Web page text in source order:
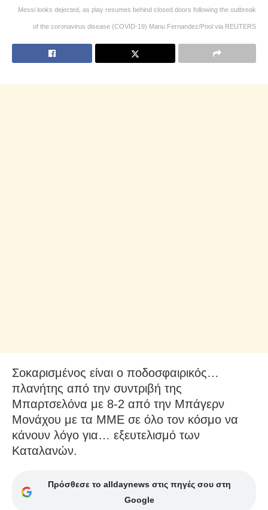
Messi looks dejected, as play resumes behind closed doors following the outbreak
of the coronavirus disease (COVID-19) Manu Fernandez/Pool via REUTERS
Σοκαρισμένος είναι ο ποδοσφαιρικός…
πλανήτης από την συντριβή της
Μπαρτσελόνα με 8-2 από την Μπάγερν
Μονάχου με τα ΜΜΕ σε όλο τον κόσμο να
κάνουν λόγο για… εξευτελισμό των
Καταλανών.
Πρόσθεσε το alldaynews στις πηγές σου στη
Google